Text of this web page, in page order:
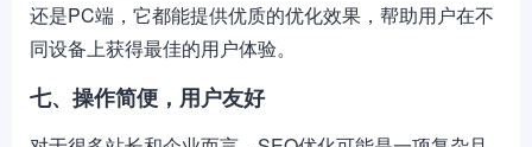
还是PC端，它都能提供优质的优化效果，帮助用户在不
同设备上获得最佳的用户体验。
七、操作简便，用户友好